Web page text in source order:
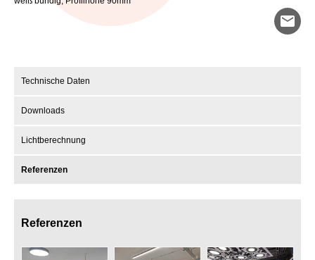
mail
Technische Daten
Downloads
Lichtberechnung
Referenzen
Referenzen